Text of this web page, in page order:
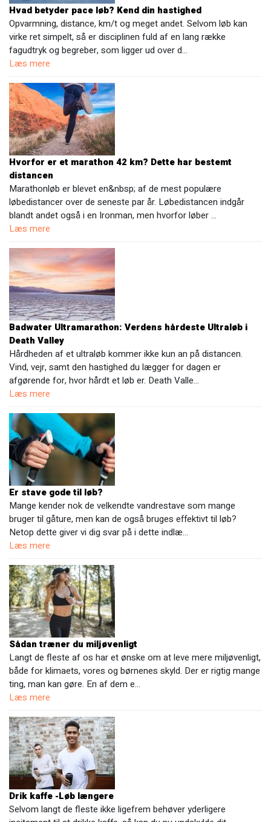
Hvad betyder pace løb? Kend din hastighed
Opvarmning, distance, km/t og meget andet. Selvom løb kan
virke ret simpelt, så er disciplinen fuld af en lang række
fagudtryk og begreber, som ligger ud over d…
Læs mere
Hvorfor er et marathon 42 km? Dette har bestemt
distancen
Marathonløb er blevet en&nbsp; af de mest populære
løbedistancer over de seneste par år. Løbedistancen indgår
blandt andet også i en Ironman, men hvorfor løber …
Læs mere
Badwater Ultramarathon: Verdens hårdeste Ultraløb i
Death Valley
Hårdheden af et ultraløb kommer ikke kun an på distancen.
Vind, vejr, samt den hastighed du lægger for dagen er
afgørende for, hvor hårdt et løb er. Death Valle…
Læs mere
Er stave gode til løb?
Mange kender nok de velkendte vandrestave som mange
bruger til gåture, men kan de også bruges effektivt til løb?
Netop dette giver vi dig svar på i dette indlæ…
Læs mere
Sådan træner du miljøvenligt
Langt de fleste af os har et ønske om at leve mere miljøvenligt,
både for klimaets, vores og børnenes skyld. Der er rigtig mange
ting, man kan gøre. En af dem e…
Læs mere
Drik kaffe -Løb længere
Selvom langt de fleste ikke ligefrem behøver yderligere